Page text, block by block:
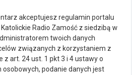
akceptujesz regulamin portalu
Radio Zamość z siedzibą w
twoich danych
związanych z korzystaniem z
z art. 24 ust. 1 pkt 3 i 4 ustawy o
osobowych, podanie danych jest